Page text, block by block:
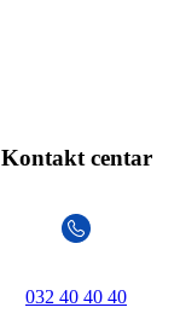
Kontakt centar
032 40 40 40